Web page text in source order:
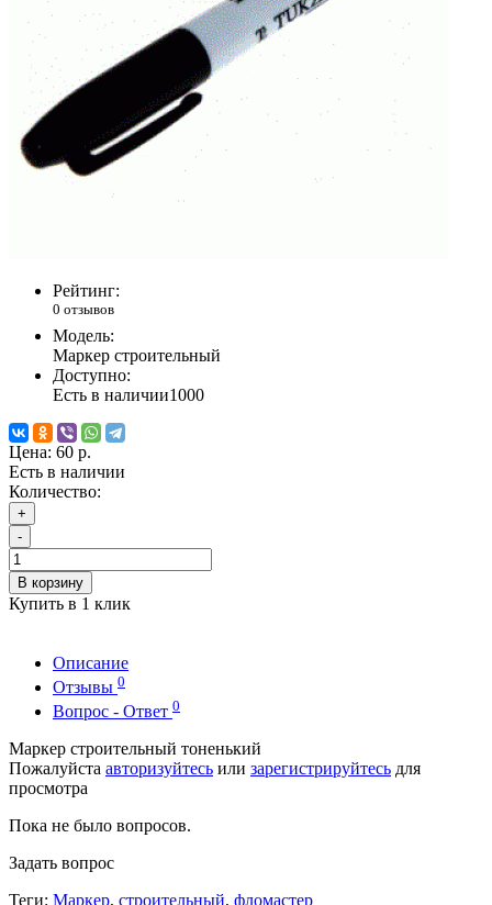
Рейтинг:
0 отзывов
Модель:
Маркер строительный
Доступно:
Есть в наличии1000
Цена: 60 р.
Есть в наличии
Количество:
+
-
В корзину
Купить в 1 клик
Описание
Отзывы 0
Вопрос - Ответ 0
Маркер строительный тоненький
Пожалуйста авторизуйтесь или зарегистрируйтесь для
просмотра
Пока не было вопросов.
Задать вопрос
Теги: Маркер, строительный, фломастер